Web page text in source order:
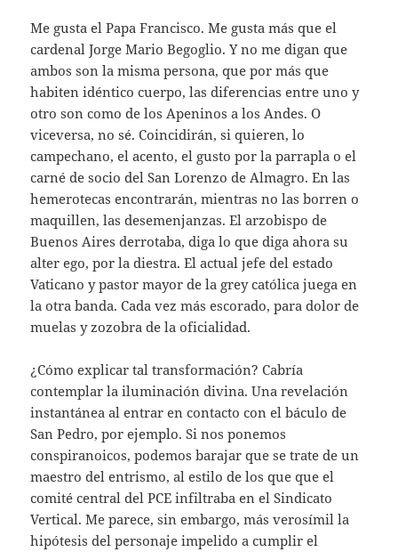
Me gusta el Papa Francisco. Me gusta más que el
cardenal Jorge Mario Begoglio. Y no me digan que
ambos son la misma persona, que por más que
habiten idéntico cuerpo, las diferencias entre uno y
otro son como de los Apeninos a los Andes. O
viceversa, no sé. Coincidirán, si quieren, lo
campechano, el acento, el gusto por la parrapla o el
carné de socio del San Lorenzo de Almagro. En las
hemerotecas encontrarán, mientras no las borren o
maquillen, las desemenjanzas. El arzobispo de
Buenos Aires derrotaba, diga lo que diga ahora su
alter ego, por la diestra. El actual jefe del estado
Vaticano y pastor mayor de la grey católica juega en
la otra banda. Cada vez más escorado, para dolor de
muelas y zozobra de la oficialidad.
¿Cómo explicar tal transformación? Cabría
contemplar la iluminación divina. Una revelación
instantánea al entrar en contacto con el báculo de
San Pedro, por ejemplo. Si nos ponemos
conspiranoicos, podemos barajar que se trate de un
maestro del entrismo, al estilo de los que que el
comité central del PCE infiltraba en el Sindicato
Vertical. Me parece, sin embargo, más verosímil la
hipótesis del personaje impelido a cumplir el